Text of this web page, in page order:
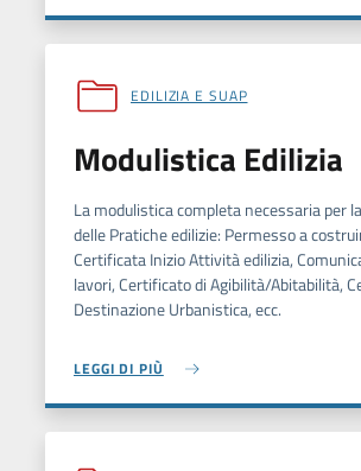
EDILIZIA E SUAP
Modulistica Edilizia
La modulistica completa necessaria per
delle Pratiche edilizie: Permesso a
Certificata Inizio Attività edilizia,
lavori, Certificato di Agibilità/Abitabilità,
Destinazione Urbanistica, ecc.
LEGGI DI PIÙ